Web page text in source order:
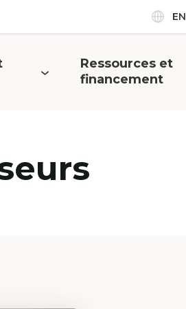
EN
Ouvrir
Ressources et
financement